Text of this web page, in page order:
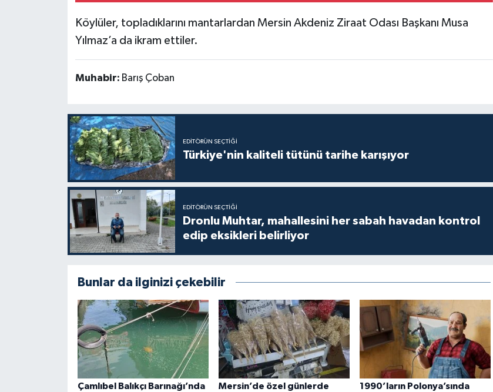
Köylüler, topladıklarını mantarlardan Mersin Akdeniz Ziraat Odası Başkanı Musa
Yılmaz’a da ikram ettiler.
Muhabir: Barış Çoban
EDITÖRÜN SEÇTIĞI
Türkiye'nin kaliteli tütünü tarihe karışıyor
EDITÖRÜN SEÇTIĞI
Dronlu Muhtar, mahallesini her sabah havadan kontrol
edip eksikleri belirliyor
Bunlar da ilginizi çekebilir
Çamlıbel Balıkçı Barınağı’nda
Mersin’de özel günlerde
1990’ların Polonya’sında